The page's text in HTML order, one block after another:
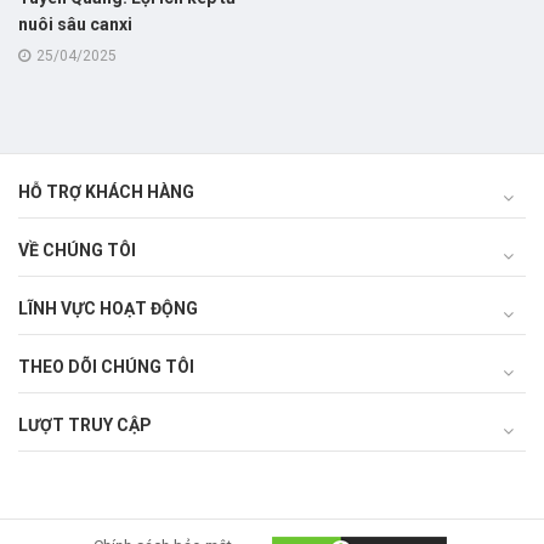
nuôi sâu canxi
25/04/2025
HỖ TRỢ KHÁCH HÀNG
VỀ CHÚNG TÔI
LĨNH VỰC HOẠT ĐỘNG
THEO DÕI CHÚNG TÔI
LƯỢT TRUY CẬP